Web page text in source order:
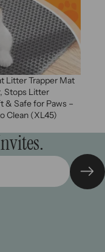
Litter Trapper Mat
Stops Litter
& Safe for Paws –
Clean (XL45)